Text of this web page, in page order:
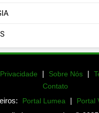
| Sobre Nós |
Contato
Portal Lumea | Portal